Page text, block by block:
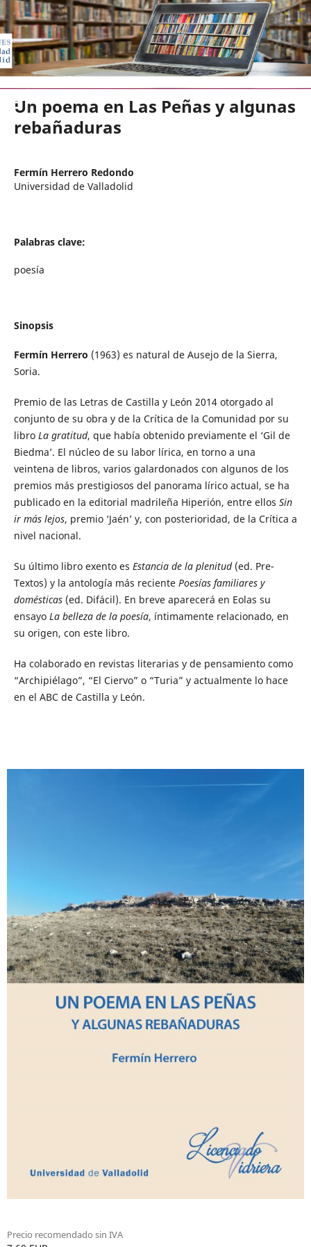
EDICIONES UNIVERSIDAD DE
Un poema en Las Peñas y algunas
rebañaduras
Fermín Herrero Redondo
Universidad de Valladolid
Palabras clave:
poesía
Sinopsis
Fermín Herrero (1963) es natural de Ausejo de la Sierra,
Soria.
Premio de las Letras de Castilla y León 2014 otorgado al
conjunto de su obra y de la Crítica de la Comunidad por su
libro La gratitud, que había obtenido previamente el ‘Gil de
Biedma’. El núcleo de su labor lírica, en torno a una
veintena de libros, varios galardonados con algunos de los
premios más prestigiosos del panorama lírico actual, se ha
publicado en la editorial madrileña Hiperión, entre ellos Sin
ir más lejos, premio ‘Jaén’ y, con posterioridad, de la Crítica a
nivel nacional.
Su último libro exento es Estancia de la plenitud(ed. Pre-
Textos) y la antología más reciente Poesías familiares y
domésticas(ed. Difácil). En breve aparecerá en Eolas su
ensayo La belleza de la poesía, íntimamente relacionado, en
su origen, con este libro.
Ha colaborado en revistas literarias y de pensamiento como
“Archipiélago”, “El Ciervo” o “Turia” y actualmente lo hace
en el ABC de Castilla y León.
Precio recomendado sin IVA